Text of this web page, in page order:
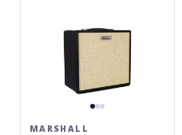
MARSHALL